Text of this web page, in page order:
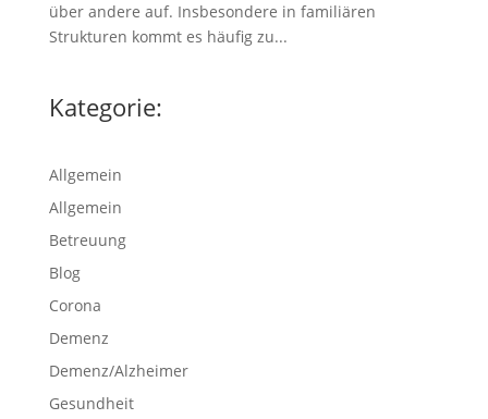
über andere auf. Insbesondere in familiären
Strukturen kommt es häufig zu...
Kategorie:
Allgemein
Allgemein
Betreuung
Blog
Corona
Demenz
Demenz/Alzheimer
Gesundheit